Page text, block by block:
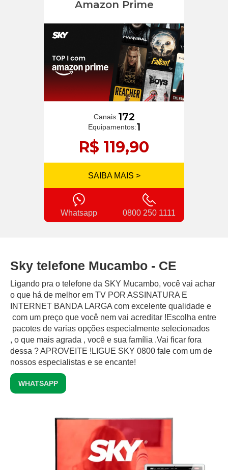
Amazon Prime
Canais:172
Equipamentos:1
R$ 119,90
SAIBA MAIS >
Whatsapp 0800 250 1111
Sky telefone Mucambo - CE
Ligando pra o telefone da SKY Mucambo, você vai achar
o que há de melhor em TV POR ASSINATURA E
INTERNET BANDA LARGA com excelente qualidade e
com um preço que você nem vai acreditar !Escolha entre
pacotes de varias opções especialmente selecionados
, o que mais agrada , você e sua família .Vai ficar fora
dessa ? APROVEITE !LIGUE SKY 0800 fale com um de
nossos especialistas e se encante!
WHATSAPP